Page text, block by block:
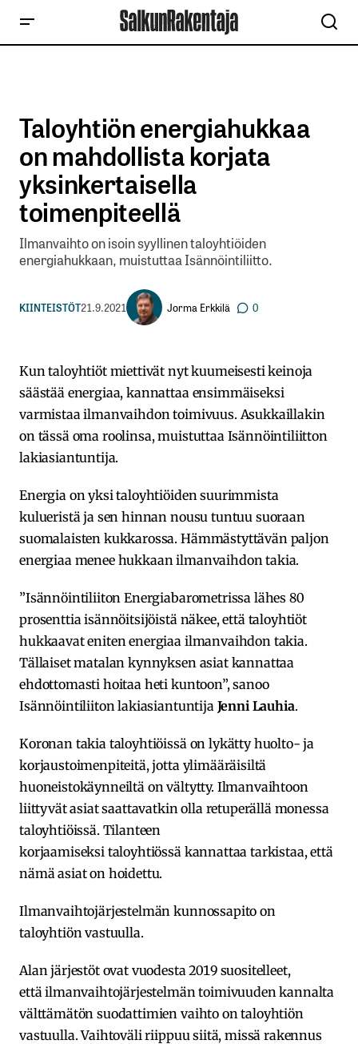
Taloyhtiön energiahukkaa
on mahdollista korjata
yksinkertaisella
toimenpiteellä
Ilmanvaihto on isoin syyllinen taloyhtiöiden
energiahukkaan, muistuttaa Isännöintiliitto.
KIINTEISTÖT21.9.2021 Jorma Erkkilä 0
Kun taloyhtiöt miettivät nyt kuumeisesti keinoja
säästää energiaa, kannattaa ensimmäiseksi
varmistaa ilmanvaihdon toimivuus. Asukkaillakin
on tässä oma roolinsa, muistuttaa Isännöintiliitton
lakiasiantuntija.
Energia on yksi taloyhtiöiden suurimmista
kulueristä ja sen hinnan nousu tuntuu suoraan
suomalaisten kukkarossa. Hämmästyttävän paljon
energiaa menee hukkaan ilmanvaihdon takia.
”Isännöintiliiton Energiabarometrissa lähes 80
prosenttia isännöitsijöistä näkee, että taloyhtiöt
hukkaavat eniten energiaa ilmanvaihdon takia.
Tällaiset matalan kynnyksen asiat kannattaa
ehdottomasti hoitaa heti kuntoon”, sanoo
Isännöintiliiton lakiasiantuntija Jenni Lauhia.
Koronan takia taloyhtiöissä on lykätty huolto- ja
korjaustoimenpiteitä, jotta ylimääräisiltä
huoneistokäynneiltä on vältytty. Ilmanvaihtoon
liittyvät asiat saattavatkin olla retuperällä monessa
taloyhtiöissä. Tilanteen
korjaamiseksi taloyhtiössä kannattaa tarkistaa, että
nämä asiat on hoidettu.
Ilmanvaihtojärjestelmän kunnossapito on
taloyhtiön vastuulla.
Alan järjestöt ovat vuodesta 2019 suositelleet,
että ilmanvaihtojärjestelmän toimivuuden kannalta
välttämätön suodattimien vaihto on taloyhtiön
vastuulla. Vaihtoväli riippuu siitä, missä rakennus